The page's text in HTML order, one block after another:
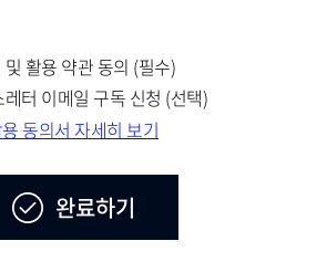
활용 약관 동의 (필수)
터 이메일 구독 신청 (선택)
동의서 자세히 보기
완료하기